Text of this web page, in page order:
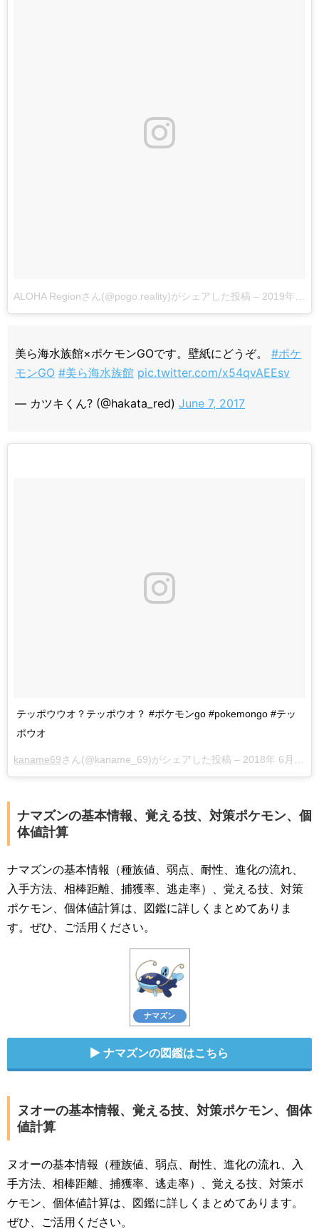
ALOHA Regionさん(@pogo.reality)がシェアした投稿 – 2019年 3月月26日午後10時09分PDT
美ら海水族館×ポケモンGOです。壁紙にどうぞ。 #ポケ
モンGO #美ら海水族館 pic.twitter.com/x54qvAEEsv
— カツキくん? (@hakata_red) June 7, 2017
テッポウウオ？テッポウオ？ #ポケモンgo #pokemongo #テッ
ポウオ
kaname69さん(@kaname_69)がシェアした投稿 – 2018年 6月月17日午前5時37分PDT
ナマズンの基本情報、覚える技、対策ポケモン、個
体値計算
ナマズンの基本情報（種族値、弱点、耐性、進化の流れ、
入手方法、相棒距離、捕獲率、逃走率）、覚える技、対策
ポケモン、個体値計算は、図鑑に詳しくまとめてありま
す。ぜひ、ご活用ください。
ナマズン
ナマズンの図鑑はこちら
ヌオーの基本情報、覚える技、対策ポケモン、個体
値計算
ヌオーの基本情報（種族値、弱点、耐性、進化の流れ、入
手方法、相棒距離、捕獲率、逃走率）、覚える技、対策ポ
ケモン、個体値計算は、図鑑に詳しくまとめてあります。
ぜひ、ご活用ください。